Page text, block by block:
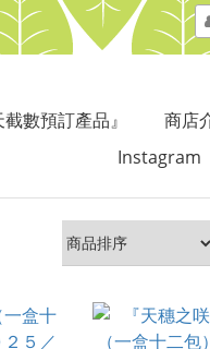
截數預訂產品』 商店
Instagram